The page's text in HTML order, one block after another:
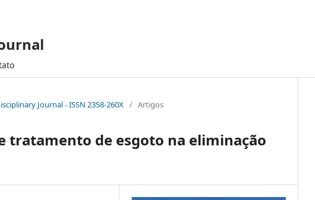
Journal - ISSN 2358-260X / Artigos
tratamento de esgoto na eliminação